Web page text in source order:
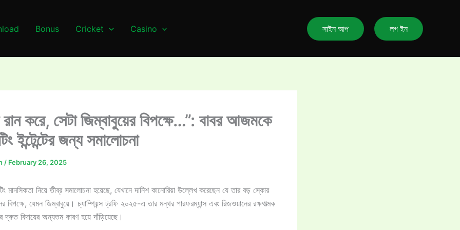
Bonus Cricket Casino সাইন আপ লগ ইন
করে, সেটা জিম্বাবুয়ের বিপক্ষে…”: বাবর আজমকে
ইন্টেন্টের জন্য সমালোচনা
/ February 26, 2025
মানসিকতা নিয়ে তীব্র সমালোচনা হয়েছে, যেখানে দানিশ কানোরিয়া উল্লেখ করেছেন যে তার বড় স্কোর
বিপক্ষে, যেমন জিম্বাবুয়ে। চ্যাম্পিয়ন্স ট্রফি ২০২৫-এ তার মন্থর পারফরম্যান্স এবং রিজওয়ানের রক্ষণাত্মক
দ্রুত বিদায়ের অন্যতম কারণ হয়ে দাঁড়িয়েছে।